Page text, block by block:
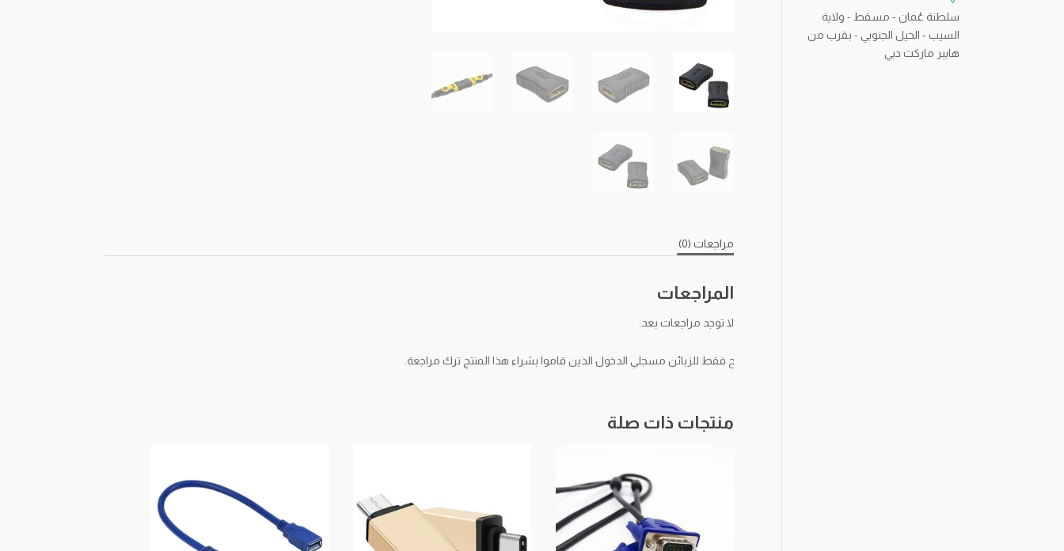
مراجعات (0)
المراجعات
لا توجد مراجعات بعد.
يسمح فقط للزبائن مسجلي الدخول الذين قاموا بشراء هذا المنتج ترك مراجعة.
منتجات ذات صلة
سلطنة عُمان - مسقط - ولاية
السيب - الحيل الجنوبي - بقرب من
هايبر ماركت دبي